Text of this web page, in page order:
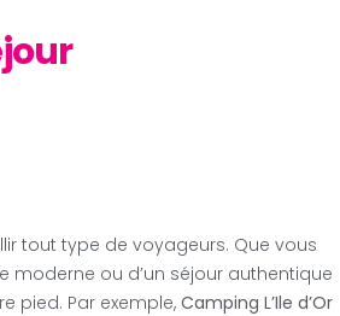
tout type de voyageurs. Que vous
moderne ou d’un séjour authentique
pied. Par exemple, Camping L’Ile d’Or